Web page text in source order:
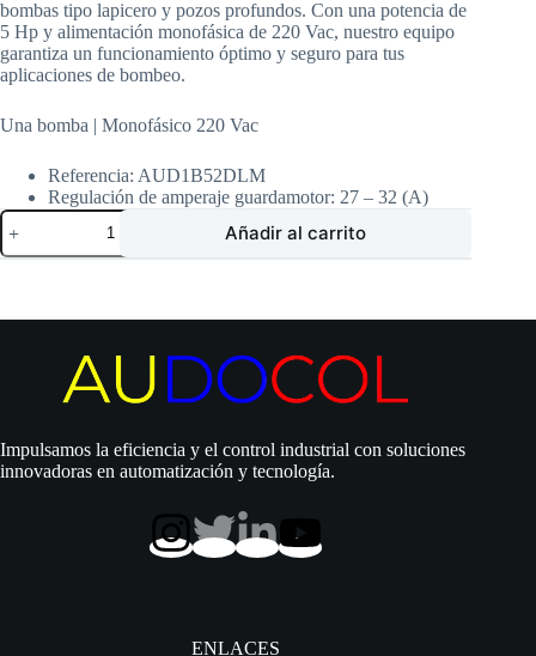
bombas tipo lapicero y pozos profundos. Con una potencia de
5 Hp y alimentación monofásica de 220 Vac, nuestro equipo
garantiza un funcionamiento óptimo y seguro para tus
aplicaciones de bombeo.
Una bomba | Monofásico 220 Vac
Referencia: AUD1B52DLM
Regulación de amperaje guardamotor: 27 – 32 (A)
Tablero
Chint
Arranque
Bomba
profundo
Una
bomba
|
Añadir al carrito
Impulsamos la eficiencia y el control industrial con soluciones
innovadoras en automatización y tecnología.
ENLACES